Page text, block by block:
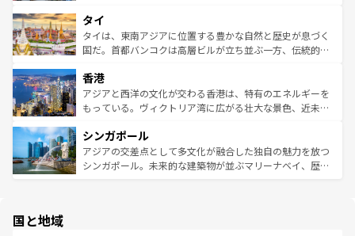
リティに包まれながら、韓国の多彩な魅力を心ゆくまで味
わってみてほしい。 なお、新着の韓国情報はコンテンツ一
覧を参照してほしい。
急速な発展と共に伝統が息づく。ハノイの古い町並みやホ
ーチミン市のフランス統治時代の建物も、独特の雰囲気を
醸し出している。また、バラエティの豊かさとおいしさで
とつ。フォーやバインミー、ベトナムコーヒーなどは、ぜ
ひ現地で味わいたい。どの地域を訪れてもあたたかい人々
が旅行者を迎えてくれるので、きっと忘れられない旅にな
参照してほしい。
タイ
タイは、東南アジアに位置する豊かな自然と歴史が息づく
国だ。首都バンコクは高層ビルが立ち並ぶ一方、伝統的な
の活気が交差している。北部ではチェンマイなどの山岳地
帯で自然と触れ合い、南部ではプーケットやクラビの美し
いビーチでリゾート気分を楽しむことができる。タイ料理
激する。気候は一年中温暖で、どの季節にも異なる楽しみ
が待っている。親しみやすいタイの人々、仏教を中心とし
た文化、そして多様な観光資源が、訪れる旅人を魅了し続
香港
アジアと西洋の文化が交わる香港は、特有のエネルギーを
もっている。ヴィクトリア湾に広がる壮大な景色、近未来
み、どこを訪れても感動するはず。観光スポットが密集し
ており、効率よく見どころを回れるのも魅力。息をのむよ
うな絶景から文化的な体験まで、香港を存分に楽しみ尽く
シンガポール
アジアの交差点として多文化が融合した独自の魅力を放つ
シンガポール。未来的な建築物が並ぶマリーナベイ、歴史
国と地域